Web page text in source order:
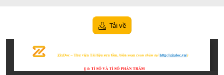
ả
n
s
Tải về